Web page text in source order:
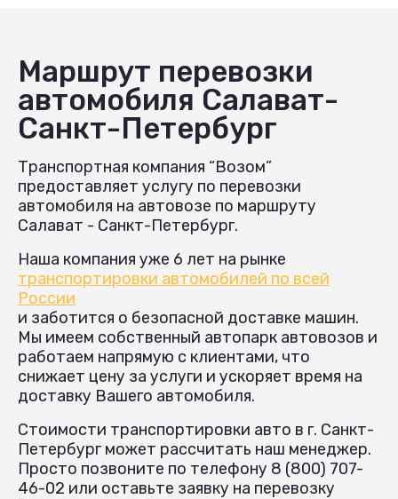
Маршрут перевозки
автомобиля Салават-
Санкт-Петербург
Транспортная компания “Возом”
предоставляет услугу по перевозки
автомобиля на автовозе по маршруту
Салават - Санкт-Петербург.
Наша компания уже 6 лет на рынке
транспортировки автомобилей по всей
России
и заботится о безопасной доставке машин.
Мы имеем собственный автопарк автовозов и
работаем напрямую с клиентами, что
снижает цену за услуги и ускоряет время на
доставку Вашего автомобиля.
Стоимости транспортировки авто в г. Санкт-
Петербург может рассчитать наш менеджер.
Просто позвоните по телефону 8 (800) 707-
46-02 или оставьте заявку на перевозку